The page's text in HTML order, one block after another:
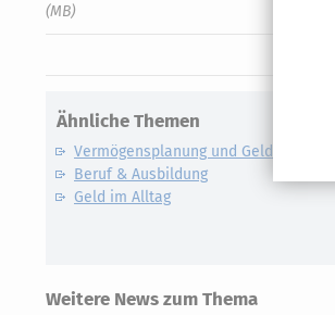
(MB)
Ähnliche Themen
Vermögensplanung und Geldanlage
Beruf & Ausbildung
Geld im Alltag
Weitere News zum Thema